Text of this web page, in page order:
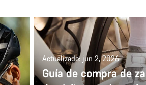
Actualizado: jun 2, 2026
Guía de compra de